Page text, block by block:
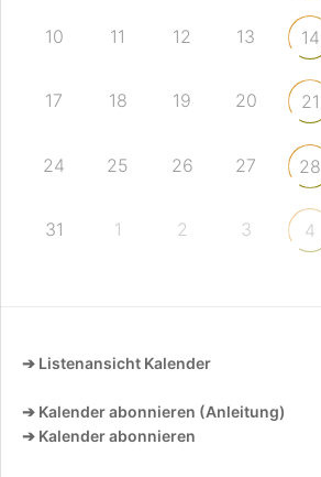
10 11 12 13 14
17 18 19 20 21
24 25 26 27 28
31 1 2 3 4
➔ Listenansicht Kalender
➔ Kalender abonnieren (Anleitung)
➔ Kalender abonnieren